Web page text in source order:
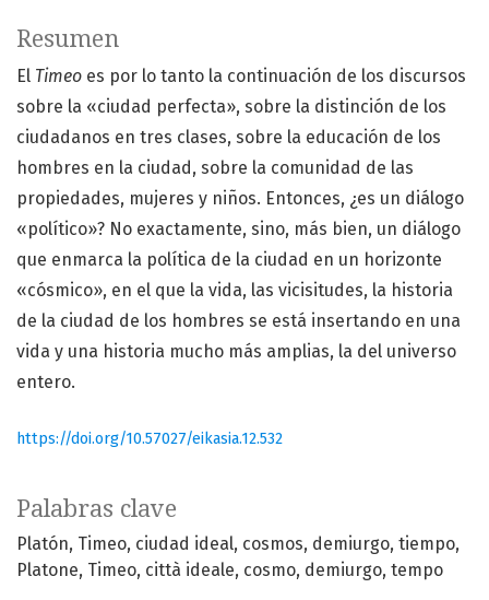
Palabras clave
Platón Timeo ciudad ideal cosmos demiurgo tiempo
Platone Timeo città ideale cosmo demiurgo tempo
Resumen
El Timeo es por lo tanto la continuación de los discursos
sobre la «ciudad perfecta», sobre la distinción de los
ciudadanos en tres clases, sobre la educación de los
hombres en la ciudad, sobre la comunidad de las
propiedades, mujeres y niños. Entonces, ¿es un diálogo
«político»? No exactamente, sino, más bien, un diálogo
que enmarca la política de la ciudad en un horizonte
«cósmico», en el que la vida, las vicisitudes, la historia
de la ciudad de los hombres se está insertando en una
vida y una historia mucho más amplias, la del universo
entero.
https://doi.org/10.57027/eikasia.12.532